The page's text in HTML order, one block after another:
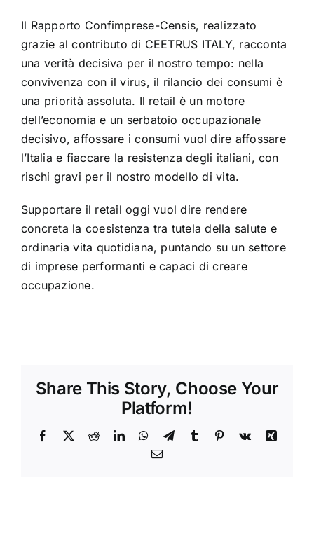
Il Rapporto Confimprese-Censis, realizzato
grazie al contributo di CEETRUS ITALY, racconta
una verità decisiva per il nostro tempo: nella
convivenza con il virus, il rilancio dei consumi è
una priorità assoluta. Il retail è un motore
dell’economia e un serbatoio occupazionale
decisivo, affossare i consumi vuol dire affossare
l’Italia e fiaccare la resistenza degli italiani, con
rischi gravi per il nostro modello di vita.
Supportare il retail oggi vuol dire rendere
concreta la coesistenza tra tutela della salute e
ordinaria vita quotidiana, puntando su un settore
di imprese performanti e capaci di creare
occupazione.
Share This Story, Choose Your
Platform!
Facebook
X RedditLinkedInWhatsApp
TelegramTumblr Pinterest
Vk
Xing
Email